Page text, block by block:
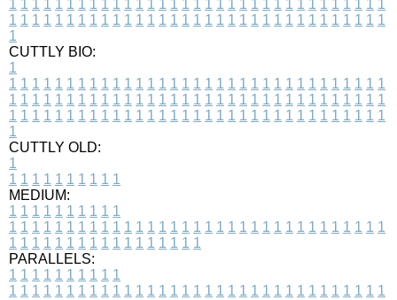
1 1 1 1 1 1 1 1 1 1 1 1 1 1 1 1 1 1 1 1 1 1 1 1 1 1 1 1 1 1 1 1 1
1 1 1 1 1 1 1 1 1 1 1 1 1 1 1 1 1 1 1 1 1 1 1 1 1 1 1 1 1 1 1 1 1
1
CUTTLY BIO:
1
1 1 1 1 1 1 1 1 1 1 1 1 1 1 1 1 1 1 1 1 1 1 1 1 1 1 1 1 1 1 1 1 1
1 1 1 1 1 1 1 1 1 1 1 1 1 1 1 1 1 1 1 1 1 1 1 1 1 1 1 1 1 1 1 1 1
1 1 1 1 1 1 1 1 1 1 1 1 1 1 1 1 1 1 1 1 1 1 1 1 1 1 1 1 1 1 1 1 1
1
CUTTLY OLD:
1
1 1 1 1 1 1 1 1 1 1
MEDIUM:
1 1 1 1 1 1 1 1 1 1
1 1 1 1 1 1 1 1 1 1 1 1 1 1 1 1 1 1 1 1 1 1 1 1 1 1 1 1 1 1 1 1 1
1 1 1 1 1 1 1 1 1 1 1 1 1 1 1 1 1
PARALLELS:
1 1 1 1 1 1 1 1 1 1
1 1 1 1 1 1 1 1 1 1 1 1 1 1 1 1 1 1 1 1 1 1 1 1 1 1 1 1 1 1 1 1 1